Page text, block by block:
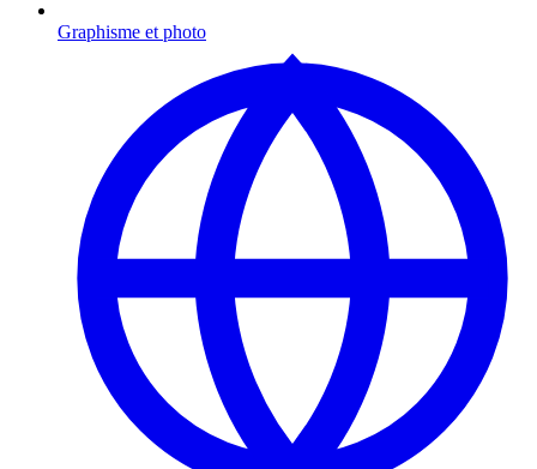
Graphisme et photo